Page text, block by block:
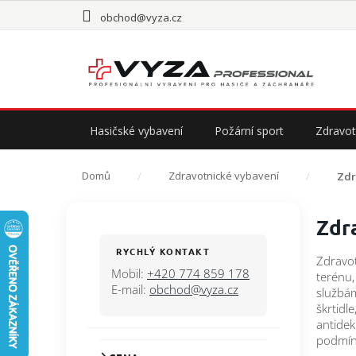
obchod@vyza.cz
Hasičské vybavení Požární sport
Domů Zdravotnické vybavení
RYCHLÝ KONTAKT
Mobil: +420 774 859 178
E-mail: obchod@vyza.cz